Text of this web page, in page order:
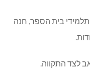
בית הספר, חנה
לצד התקווה.